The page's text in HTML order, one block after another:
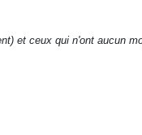
et ceux qui n'ont aucun